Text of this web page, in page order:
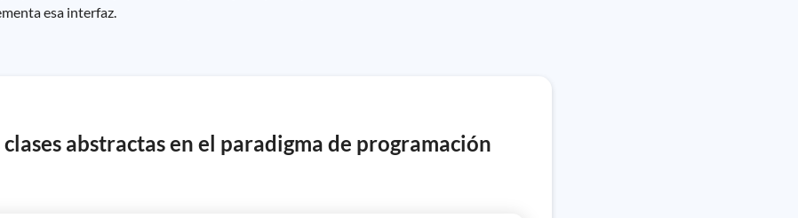
esa interfaz.
abstractas en el paradigma de programación